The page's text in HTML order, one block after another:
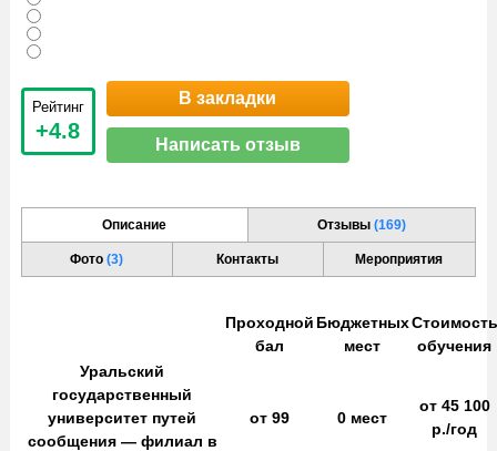
Рейтинг
+4.8
В закладки
Написать отзыв
Описание Отзывы (169)
Фото(3) Контакты Мероприятия
Проходной
бал
Бюджетных
мест
Стоимость
обучения
Уральский
государственный
университет путей
сообщения — филиал в
от99 0 мест
от45 100
р./год